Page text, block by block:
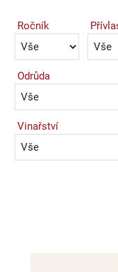
Ročník
Odrůda
Vinařství